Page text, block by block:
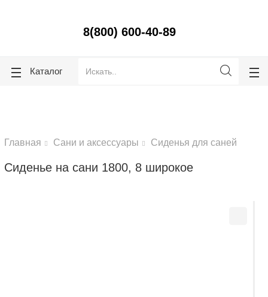
8(800) 600-40-89
Каталог
Главная Сани и аксессуары Сиденья для саней
Сиденье на сани 1800, 8 широкое